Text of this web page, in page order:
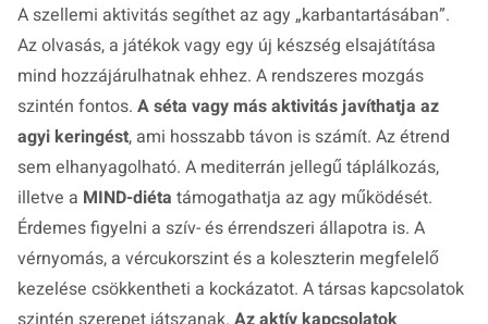
A szellemi aktivitás segíthet az agy „karbantartásában”.
Az olvasás, a játékok vagy egy új készség elsajátítása
mind hozzájárulhatnak ehhez. A rendszeres mozgás
szintén fontos. A séta vagy más aktivitás javíthatja az
agyi keringést, ami hosszabb távon is számít. Az étrend
sem elhanyagolható. A mediterrán jellegű táplálkozás,
illetve a MIND-diéta támogathatja az agy működését.
Érdemes figyelni a szív- és érrendszeri állapotra is. A
vérnyomás, a vércukorszint és a koleszterin megfelelő
kezelése csökkentheti a kockázatot. A társas kapcsolatok